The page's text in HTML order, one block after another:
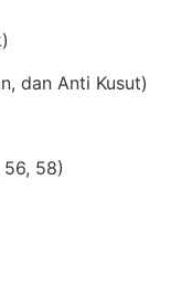
dan Anti Kusut)
58)